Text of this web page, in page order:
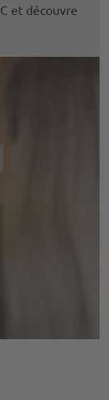
et découvre